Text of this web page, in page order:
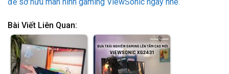
Bài Viết Liên Quan: